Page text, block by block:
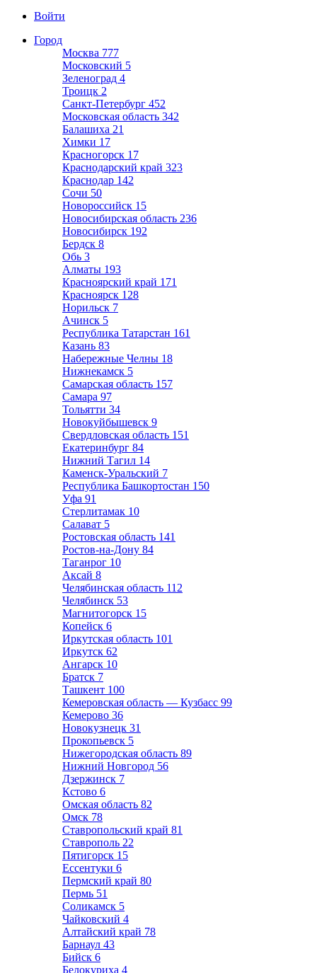
Войти
Город
Москва 777
Московский 5
Зеленоград 4
Троицк 2
Санкт-Петербург 452
Московская область 342
Балашиха 21
Химки 17
Красногорск 17
Краснодарский край 323
Краснодар 142
Сочи 50
Новороссийск 15
Новосибирская область 236
Новосибирск 192
Бердск 8
Обь 3
Алматы 193
Красноярский край 171
Красноярск 128
Норильск 7
Ачинск 5
Республика Татарстан 161
Казань 83
Набережные Челны 18
Нижнекамск 5
Самарская область 157
Самара 97
Тольятти 34
Новокуйбышевск 9
Свердловская область 151
Екатеринбург 84
Нижний Тагил 14
Каменск-Уральский 7
Республика Башкортостан 150
Уфа 91
Стерлитамак 10
Салават 5
Ростовская область 141
Ростов-на-Дону 84
Таганрог 10
Аксай 8
Челябинская область 112
Челябинск 53
Магнитогорск 15
Копейск 6
Иркутская область 101
Иркутск 62
Ангарск 10
Братск 7
Ташкент 100
Кемеровская область — Кузбасс 99
Кемерово 36
Новокузнецк 31
Прокопьевск 5
Нижегородская область 89
Нижний Новгород 56
Дзержинск 7
Кстово 6
Омская область 82
Омск 78
Ставропольский край 81
Ставрополь 22
Пятигорск 15
Ессентуки 6
Пермский край 80
Пермь 51
Соликамск 5
Чайковский 4
Алтайский край 78
Барнаул 43
Бийск 6
Белокуриха 4